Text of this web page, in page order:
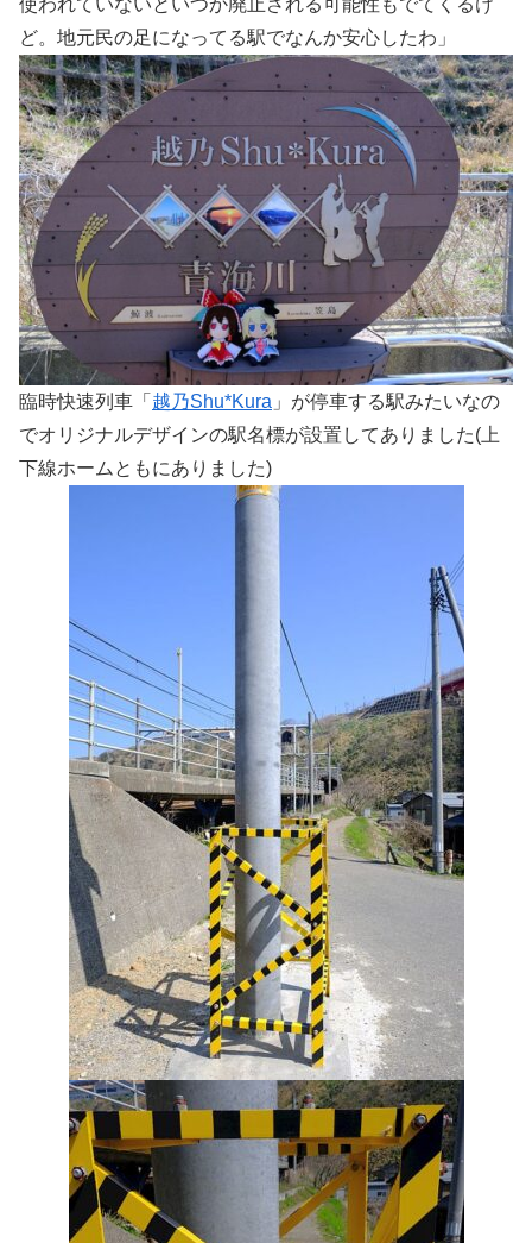
使われていないといつか廃止される可能性もでてくるけ
ど。地元民の足になってる駅でなんか安心したわ」
臨時快速列車「 越乃Shu*Kura 」が停車する駅みたいなの
でオリジナルデザインの駅名標が設置してありました(上
下線ホームともにありました)